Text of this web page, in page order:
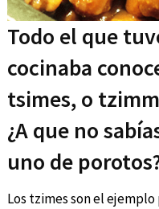
Todo el que
cocinaba
tsimes, o
¿A que no
uno de
Los tzimes son el